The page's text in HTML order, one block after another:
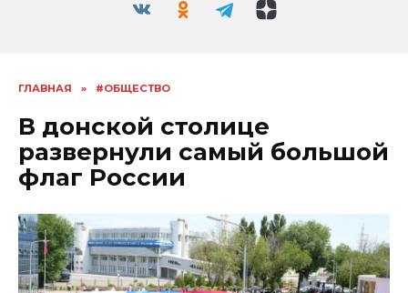
ГЛАВНАЯ » #ОБЩЕСТВО
В донской столице
развернули самый большой
флаг России